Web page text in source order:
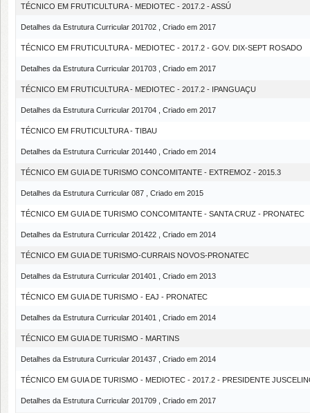
TÉCNICO EM FRUTICULTURA - MEDIOTEC - 2017.2 - ASSÚ
Detalhes da Estrutura Curricular 201702 , Criado em 2017
TÉCNICO EM FRUTICULTURA - MEDIOTEC - 2017.2 - GOV. DIX-SEPT ROSADO
Detalhes da Estrutura Curricular 201703 , Criado em 2017
TÉCNICO EM FRUTICULTURA - MEDIOTEC - 2017.2 - IPANGUAÇU
Detalhes da Estrutura Curricular 201704 , Criado em 2017
TÉCNICO EM FRUTICULTURA - TIBAU
Detalhes da Estrutura Curricular 201440 , Criado em 2014
TÉCNICO EM GUIA DE TURISMO CONCOMITANTE - EXTREMOZ - 2015.3
Detalhes da Estrutura Curricular 087 , Criado em 2015
TÉCNICO EM GUIA DE TURISMO CONCOMITANTE - SANTA CRUZ - PRONATEC
Detalhes da Estrutura Curricular 201422 , Criado em 2014
TÉCNICO EM GUIA DE TURISMO-CURRAIS NOVOS-PRONATEC
Detalhes da Estrutura Curricular 201401 , Criado em 2013
TÉCNICO EM GUIA DE TURISMO - EAJ - PRONATEC
Detalhes da Estrutura Curricular 201401 , Criado em 2014
TÉCNICO EM GUIA DE TURISMO - MARTINS
Detalhes da Estrutura Curricular 201437 , Criado em 2014
TÉCNICO EM GUIA DE TURISMO - MEDIOTEC - 2017.2 - PRESIDENTE
Detalhes da Estrutura Curricular 201709 , Criado em 2017